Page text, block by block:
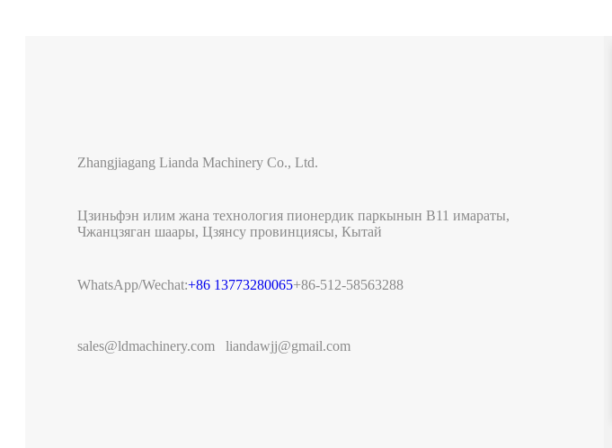
Zhangjiagang Lianda Machinery Co., Ltd.
Цзиньфэн илим жана технология пионердик паркынын B11 имараты,
Чжанцзяган шаары, Цзянсу провинциясы, Кытай
WhatsApp/Wechat:+86 13773280065+86-512-58563288
sales@ldmachinery.com liandawjj@gmail.com